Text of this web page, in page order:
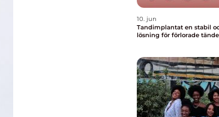
10. jun
Tandimplantat en stabil och långsiktig
lösning för förlorade